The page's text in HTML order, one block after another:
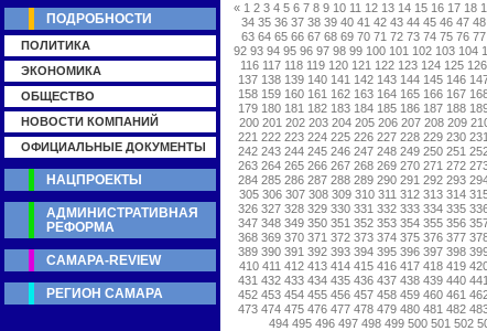
« 1 2 3 4 5 6 7 8 9 10 11 12 13 14 15 16 17 18
34 35 36 37 38 39 40 41 42 43 44 45 46 47 48
63 64 65 66 67 68 69 70 71 72 73 74 75 76 77
92 93 94 95 96 97 98 99 100 101 102 103 104
116 117 118 119 120 121 122 123 124 125 126
137 138 139 140 141 142 143 144 145 146
158 159 160 161 162 163 164 165 166 167
179 180 181 182 183 184 185 186 187 188
200 201 202 203 204 205 206 207 208 209
221 222 223 224 225 226 227 228 229 230 231
242 243 244 245 246 247 248 249 250 251
263 264 265 266 267 268 269 270 271 272
284 285 286 287 288 289 290 291 292 293
305 306 307 308 309 310 311 312 313 314
326 327 328 329 330 331 332 333 334 335
347 348 349 350 351 352 353 354 355 356
368 369 370 371 372 373 374 375 376 377
389 390 391 392 393 394 395 396 397 398
410 411 412 413 414 415 416 417 418 419
431 432 433 434 435 436 437 438 439 440 441
452 453 454 455 456 457 458 459 460 461
473 474 475 476 477 478 479 480 481 482
494 495 496 497 498 499 500 501 502
ПОДРОБНОСТИ
ПОЛИТИКА
ЭКОНОМИКА
ОБЩЕСТВО
НОВОСТИ КОМПАНИЙ
ОФИЦИАЛЬНЫЕ ДОКУМЕНТЫ
НАЦПРОЕКТЫ
АДМИНИСТРАТИВНАЯ
РЕФОРМА
САМАРА-REVIEW
РЕГИОН САМАРА